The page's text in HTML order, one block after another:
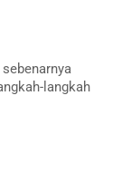
langkah